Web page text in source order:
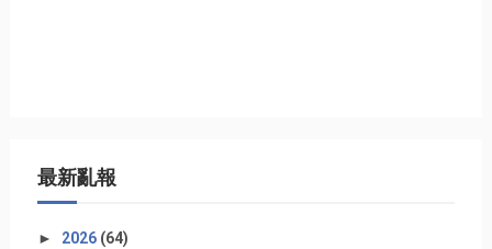
最新亂報
► 2026 (64)